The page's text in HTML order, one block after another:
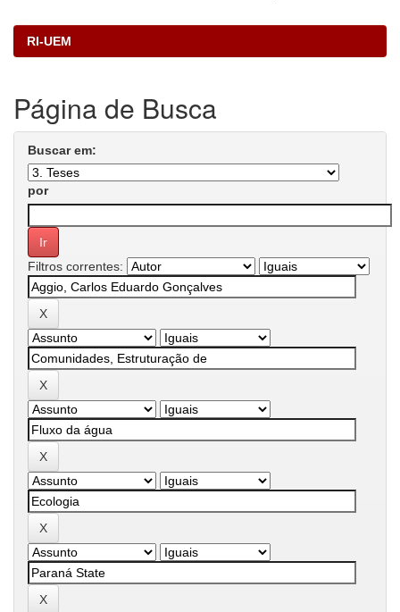
RI-UEM
Página de Busca
Buscar em:
por
Filtros correntes: